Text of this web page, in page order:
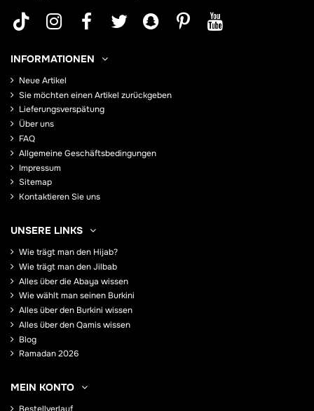
INFORMATIONEN
Neue Artikel
Sie möchten einen Artikel zurückgeben
Lieferungsverspätung
Über uns
FAQ
Allgemeine Geschäftsbedingungen
Impressum
Sitemap
Kontaktieren Sie uns
UNSERE LINKS
Wie trägt man den Hijab?
Wie trägt man den Jilbab
Alles über die Abaya wissen
Wie wählt man seinen Burkini
Alles über den Burkini wissen
Alles über den Qamis wissen
Blog
Ramadan 2026
MEIN KONTO